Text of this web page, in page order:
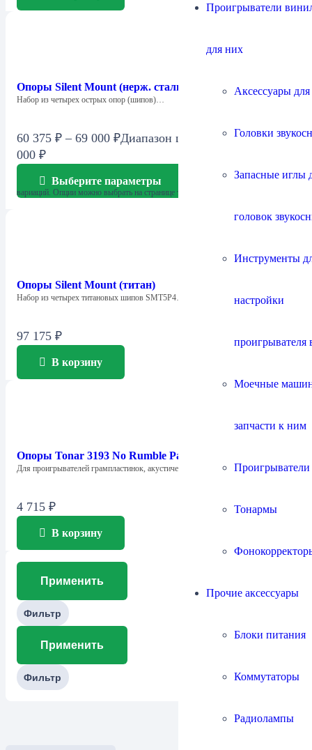
Проигрыватели
для них
Аксессуары
Головки
Запасные иглы
головок
Инструменты
настройки
проигрывателя
Моечные
запчасти к ним
Тонармы
Прочие аксессуары
Блоки питания
Коммутаторы
Радиолампы
Опоры Silent Mount (нерж. сталь)
Набор из четырех острых опор (шипов)…
60 375 ₽ – 69 000 ₽Диапазон цен: 60 375 ₽ – 69
000 ₽
Выберите параметры
вариаций. Опции можно выбрать на странице товара.
Опоры Silent Mount (титан)
Набор из четырех титановых шипов SMT5P4…
97 175 ₽
В корзину
Опоры Tonar 3193 No Rumble Pads
Для проигрывателей грампластинок, акустических систем и…
4 715 ₽
В корзину
Применить
Фильтр
Применить
Фильтр